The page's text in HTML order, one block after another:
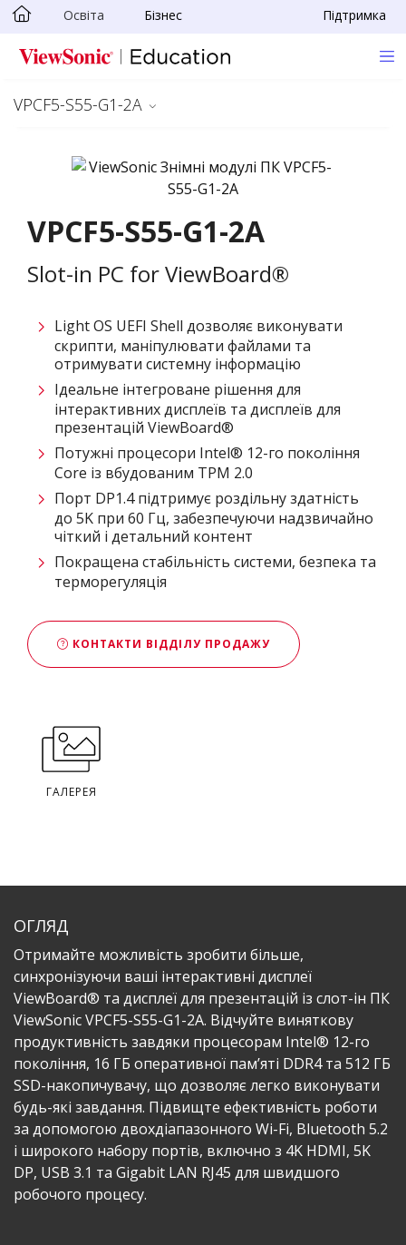
Skip to main content
Освіта Бізнес Підтримка
VPCF5-S55-G1-2A
VPCF5-S55-G1-2A
Slot-in PC for ViewBoard®
Light OS UEFI Shell дозволяє виконувати
скрипти, маніпулювати файлами та
отримувати системну інформацію
Ідеальне інтегроване рішення для
інтерактивних дисплеїв та дисплеїв для
презентацій ViewBoard®
Потужні процесори Intel® 12-го покоління
Core із вбудованим TPM 2.0
Порт DP1.4 підтримує роздільну здатність
до 5K при 60 Гц, забезпечуючи надзвичайно
чіткий і детальний контент
Покращена стабільність системи, безпека та
терморегуляція
КОНТАКТИ ВІДДІЛУ ПРОДАЖУ
ГАЛЕРЕЯ
ОГЛЯД
Отримайте можливість зробити більше,
синхронізуючи ваші інтерактивні дисплеї
ViewBoard® та дисплеї для презентацій із слот-ін ПК
ViewSonic VPCF5-S55-G1-2A. Відчуйте виняткову
продуктивність завдяки процесорам Intel® 12-го
покоління, 16 ГБ оперативної пам’яті DDR4 та 512 ГБ
SSD-накопичувачу, що дозволяє легко виконувати
будь-які завдання. Підвищте ефективність роботи
за допомогою двохдіапазонного Wi-Fi, Bluetooth 5.2
і широкого набору портів, включно з 4K HDMI, 5K
DP, USB 3.1 та Gigabit LAN RJ45 для швидшого
робочого процесу.